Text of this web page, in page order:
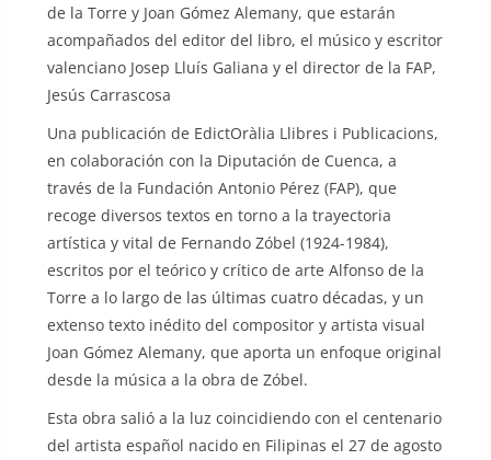
de la Torre y Joan Gómez Alemany, que estarán
acompañados del editor del libro, el músico y escritor
valenciano Josep Lluís Galiana y el director de la FAP,
Jesús Carrascosa
Una publicación de EdictOràlia Llibres i Publicacions,
en colaboración con la Diputación de Cuenca, a
través de la Fundación Antonio Pérez (FAP), que
recoge diversos textos en torno a la trayectoria
artística y vital de Fernando Zóbel (1924-1984),
escritos por el teórico y crítico de arte Alfonso de la
Torre a lo largo de las últimas cuatro décadas, y un
extenso texto inédito del compositor y artista visual
Joan Gómez Alemany, que aporta un enfoque original
desde la música a la obra de Zóbel.
Esta obra salió a la luz coincidiendo con el centenario
del artista español nacido en Filipinas el 27 de agosto